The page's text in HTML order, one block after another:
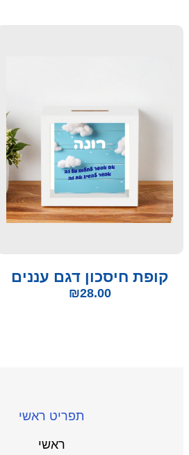
קופת חיסכון דגם עננים
₪28.00
תפריט ראשי
ראשי